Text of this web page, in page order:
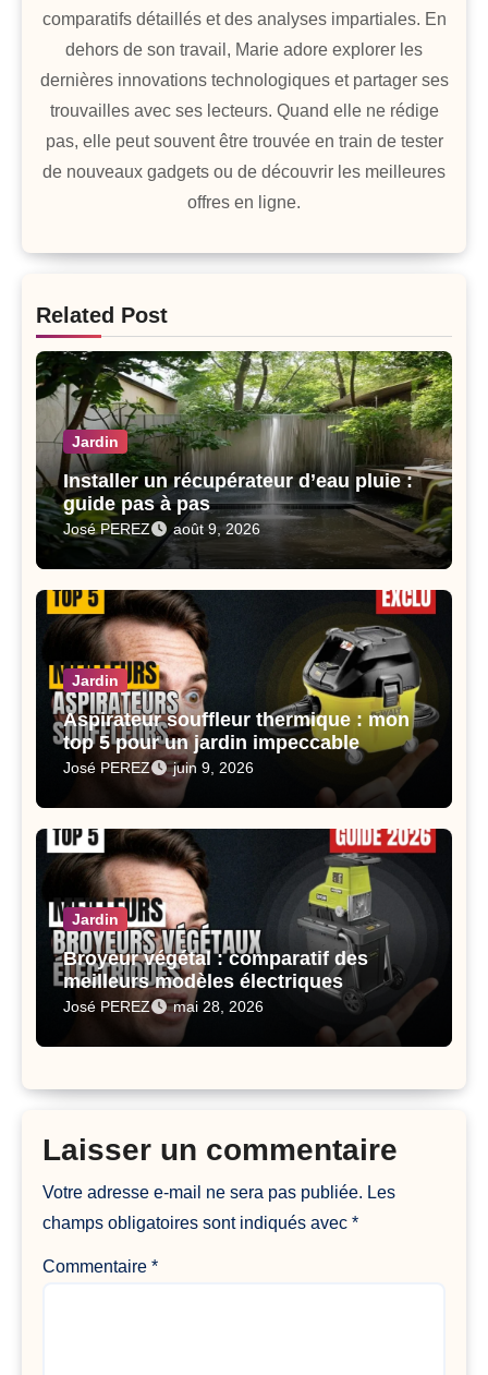
comparatifs détaillés et des analyses impartiales. En
dehors de son travail, Marie adore explorer les
dernières innovations technologiques et partager ses
trouvailles avec ses lecteurs. Quand elle ne rédige
pas, elle peut souvent être trouvée en train de tester
de nouveaux gadgets ou de découvrir les meilleures
offres en ligne.
Related Post
Jardin
Installer un récupérateur d’eau pluie :
guide pas à pas
José PEREZ août 9, 2026
Jardin
Aspirateur souffleur thermique : mon
top 5 pour un jardin impeccable
José PEREZ juin 9, 2026
Jardin
Broyeur végétal : comparatif des
meilleurs modèles électriques
José PEREZ mai 28, 2026
Laisser un commentaire
Votre adresse e-mail ne sera pas publiée. Les
champs obligatoires sont indiqués avec*
Commentaire*